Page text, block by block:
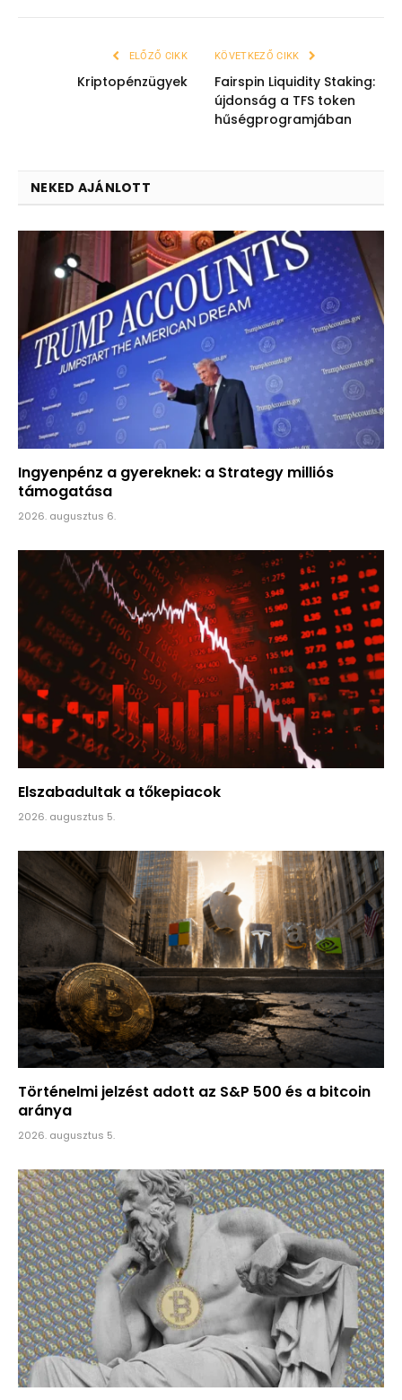
ELŐZŐ CIKK
Kriptopénzügyek
KÖVETKEZŐ CIKK
Fairspin Liquidity Staking:
újdonság a TFS token
hűségprogramjában
NEKED AJÁNLOTT
Ingyenpénz a gyereknek: a Strategy milliós
támogatása
2026. augusztus 6.
Elszabadultak a tőkepiacok
2026. augusztus 5.
Történelmi jelzést adott az S&P 500 és a bitcoin
aránya
2026. augusztus 5.